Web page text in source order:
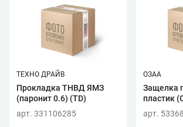
ТЕХНО ДРАЙВ
Прокладка ТНВД ЯМЗ
(паронит 0.6) (TD)
арт. 331106285
ОЗАА
Защелка
пластик
арт.